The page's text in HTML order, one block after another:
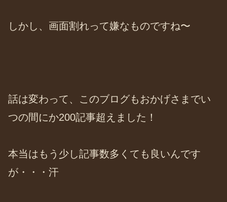
しかし、画面割れって嫌なものですね〜
話は変わって、このブログもおかげさまでい
つの間にか200記事超えました！
本当はもう少し記事数多くても良いんです
が・・・汗